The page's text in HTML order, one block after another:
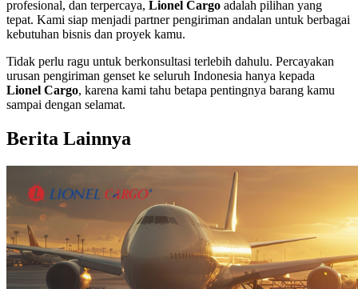
profesional, dan terpercaya, Lionel Cargo adalah pilihan yang
tepat. Kami siap menjadi partner pengiriman andalan untuk berbagai
kebutuhan bisnis dan proyek kamu.
Tidak perlu ragu untuk berkonsultasi terlebih dahulu. Percayakan
urusan pengiriman genset ke seluruh Indonesia hanya kepada
Lionel Cargo, karena kami tahu betapa pentingnya barang kamu
sampai dengan selamat.
Berita Lainnya